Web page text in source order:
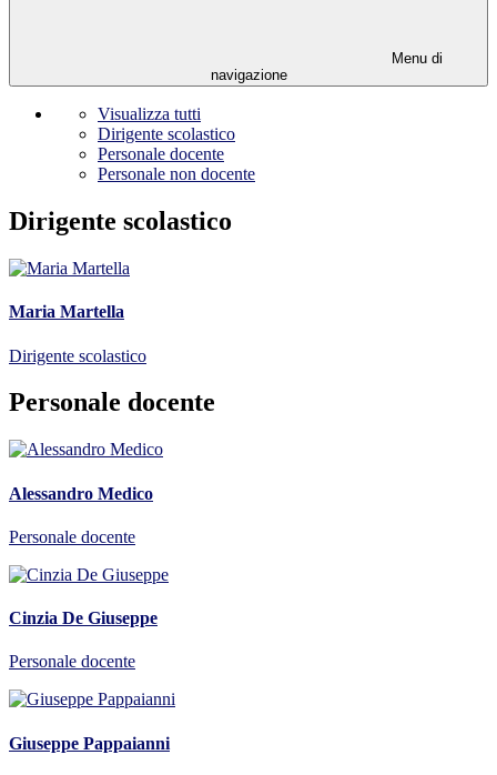
Menu di
navigazione
Visualizza tutti
Dirigente scolastico
Personale docente
Personale non docente
Dirigente scolastico
Maria Martella
Dirigente scolastico
Personale docente
Alessandro Medico
Personale docente
Cinzia De Giuseppe
Personale docente
Giuseppe Pappaianni